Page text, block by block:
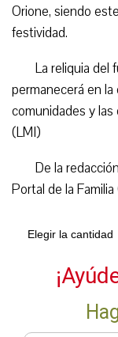
Orione, siendo
festividad.
La reliquia del
permanecerá en
comunidades y las
(LMI)
De la
Portal de la